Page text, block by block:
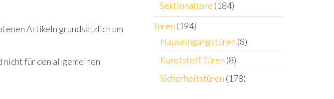
Artikeln grundsätzlich um
für den allgemeinen
Sektionaltore (184)
Türen (194)
Hauseingangstüren (8)
Kunststoff Türen (8)
Sicherheitstüren (178)